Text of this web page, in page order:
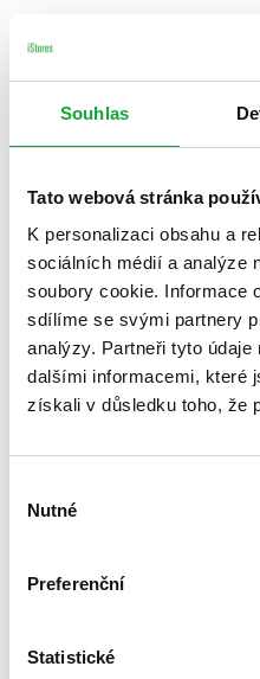
Souhlas
Tato webová stránka
K personalizaci obsahu a
sociálních médií a analýze
soubory cookie. Informace
sdílíme se svými partnery
analýzy. Partneři tyto údaje
dalšími informacemi, které
získali v důsledku toho, že
souhlasu
Nutné
Preferenční
Statistické